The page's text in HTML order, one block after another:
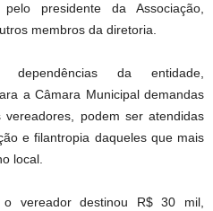
presidente da Associação,
membros da diretoria.
da entidade,
a Câmara Municipal demandas
podem ser atendidas
e filantropia daqueles que mais
local.
o vereador destinou R$ 30 mil,